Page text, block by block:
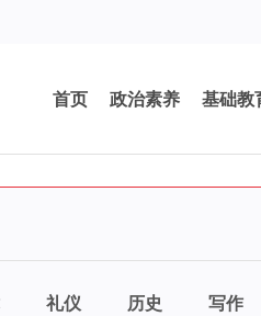
首页 政治素养 基础教
礼仪 历史 写作